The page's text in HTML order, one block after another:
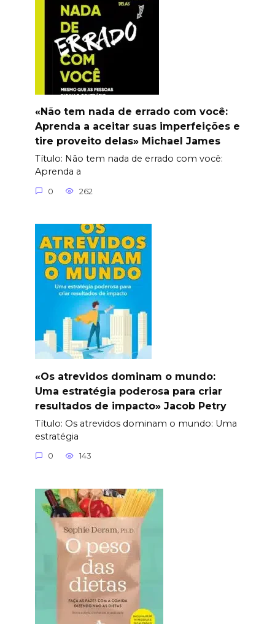
«Não tem nada de errado com você:
Aprenda a aceitar suas imperfeições e
tire proveito delas» Michael James
Título: Não tem nada de errado com você:
Aprenda a
0 262
«Os atrevidos dominam o mundo:
Uma estratégia poderosa para criar
resultados de impacto» Jacob Petry
Título: Os atrevidos dominam o mundo: Uma
estratégia
0 143